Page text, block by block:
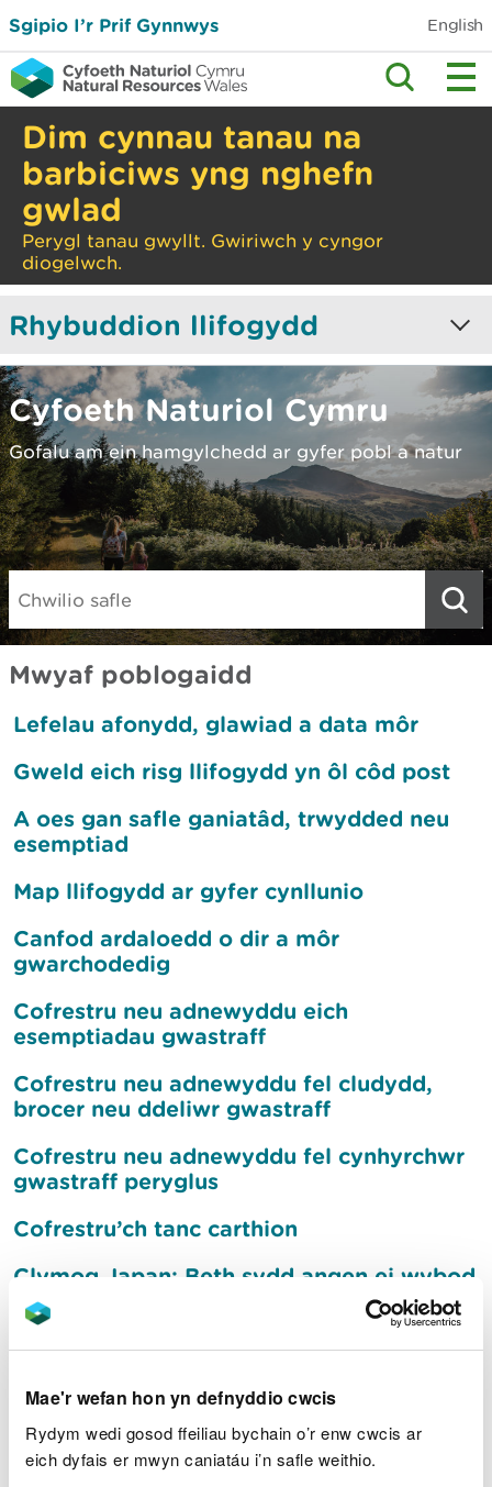
Mae'r wefan hon yn defnyddio cwcis
Rydym wedi gosod ffeiliau bychain o’r enw cwcis ar
eich dyfais er mwyn caniatáu i’n safle weithio.
Sgipio I’r Prif Gynnwys English
Dim cynnau tanau na
barbiciws yng nghefn
gwlad
Perygl tanau gwyllt. Gwiriwch y cyngor
diogelwch.
Rhybuddion llifogydd
0
Rhybudd
Llifogydd
difrifol
0
Rhybudd
Llifogydd
0
Llifogydd -
byddwch yn
barod
Rhybudd diweddaraf Gwe, 19 Meh 2026 08:16:38
Cyfoeth Naturiol Cymru
Gofalu am ein hamgylchedd ar gyfer pobl a natur
Search:
Mwyaf poblogaidd
Lefelau afonydd, glawiad a data môr
Gweld eich risg llifogydd yn ôl côd post
A oes gan safle ganiatâd, trwydded neu
esemptiad
Map llifogydd ar gyfer cynllunio
Canfod ardaloedd o dir a môr
gwarchodedig
Cofrestru neu adnewyddu eich
esemptiadau gwastraff
Cofrestru neu adnewyddu fel cludydd,
brocer neu ddeliwr gwastraff
Cofrestru neu adnewyddu fel cynhyrchwr
gwastraff peryglus
Cofrestru’ch tanc carthion
Clymog Japan: Beth sydd angen ei wybod
Mae Clymog Japan yn rhywogaeth estron
goresgynnol a...
Cofrestrwch i dderbyn
rhybuddion llifogydd